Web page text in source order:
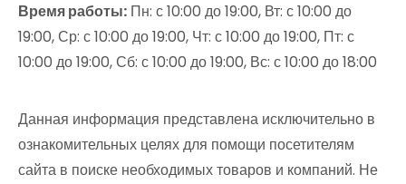
Время работы: Пн: с 10:00 до 19:00, Вт: с 10:00 до
19:00, Ср: с 10:00 до 19:00, Чт: с 10:00 до 19:00, Пт: с
10:00 до 19:00, Сб: с 10:00 до 19:00, Вс: с 10:00 до 18:00
Данная информация представлена исключительно в
ознакомительных целях для помощи посетителям
сайта в поиске необходимых товаров и компаний. Не